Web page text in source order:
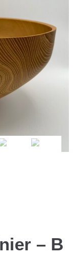
– B